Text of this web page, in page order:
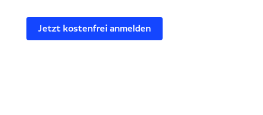
Jetzt kostenfrei anmelden